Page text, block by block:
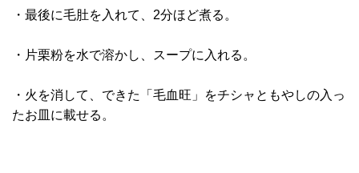
・最後に毛肚を入れて、2分ほど煮る。
・片栗粉を水で溶かし、スープに入れる。
・火を消して、できた
「毛血旺」をチシャともやしの入っ
たお皿に載せる。